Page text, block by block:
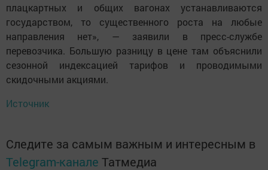
плацкартных и общих вагонах устанавливаются
государством, то существенного роста на любые
направления нет», — заявили в пресс-службе
перевозчика. Большую разницу в цене там объяснили
сезонной индексацией тарифов и проводимыми
скидочными акциями.
Источник
Следите за самым важным и интересным в
Telegram-канале Татмедиа